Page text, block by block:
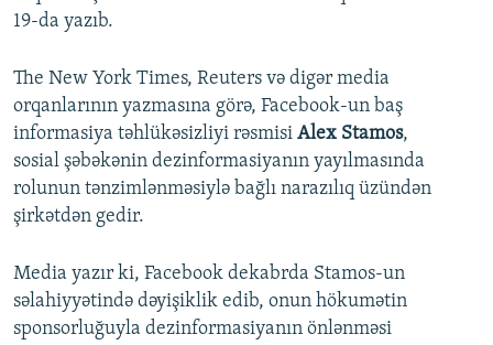
19-da yazıb.
The New York Times, Reuters və digər media
orqanlarının yazmasına görə, Facebook-un baş
informasiya təhlükəsizliyi rəsmisi Alex Stamos,
sosial şəbəkənin dezinformasiyanın yayılmasında
rolunun tənzimlənməsiylə bağlı narazılıq üzündən
şirkətdən gedir.
Media yazır ki, Facebook dekabrda Stamos-un
səlahiyyətində dəyişiklik edib, onun hökumətin
sponsorluğuyla dezinformasiyanın önlənməsi